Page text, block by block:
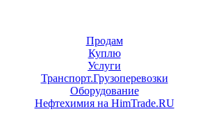
Продам
Куплю
Услуги
Транспорт.Грузоперевозки
Оборудование
Нефтехимия на HimTrade.RU